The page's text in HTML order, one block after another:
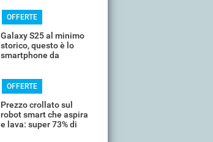
OFFERTE
Galaxy S25 al minimo
storico, questo è lo
smartphone da
OFFERTE
Prezzo crollato sul
robot smart che aspira
e lava: super 73% di